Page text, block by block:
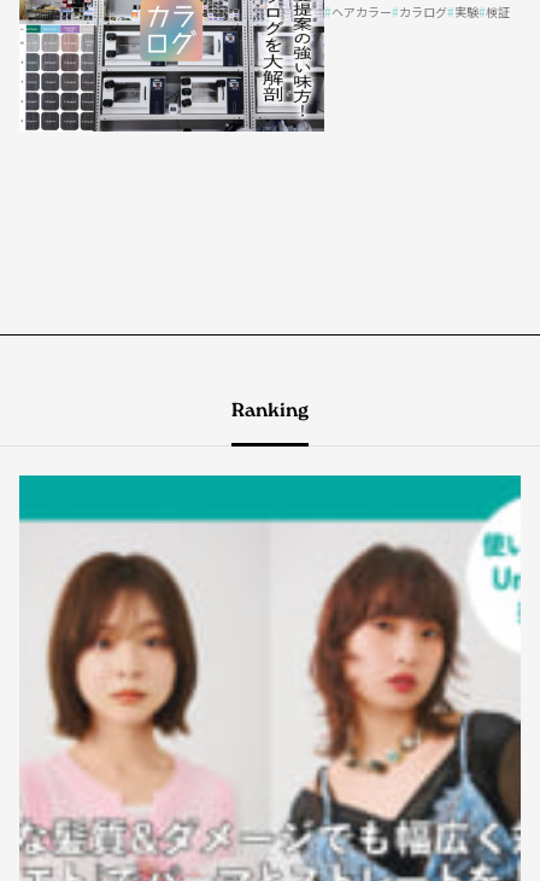
ヘアカラー カラログ 実験 検証
Ranking